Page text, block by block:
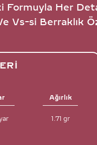
Formuyla Her
Vs-si Berraklık
Ağırlık
1.71 gr